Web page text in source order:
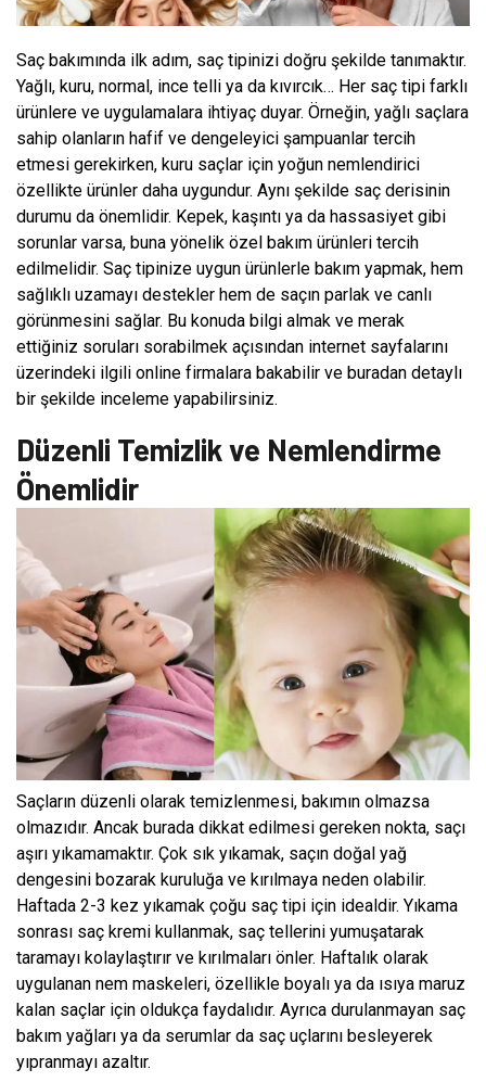
Saç bakımında ilk adım, saç tipinizi doğru şekilde tanımaktır.
Yağlı, kuru, normal, ince telli ya da kıvırcık… Her saç tipi farklı
ürünlere ve uygulamalara ihtiyaç duyar. Örneğin, yağlı saçlara
sahip olanların hafif ve dengeleyici şampuanlar tercih
etmesi gerekirken, kuru saçlar için yoğun nemlendirici
özellikte ürünler daha uygundur. Aynı şekilde saç derisinin
durumu da önemlidir. Kepek, kaşıntı ya da hassasiyet gibi
sorunlar varsa, buna yönelik özel bakım ürünleri tercih
edilmelidir. Saç tipinize uygun ürünlerle bakım yapmak, hem
sağlıklı uzamayı destekler hem de saçın parlak ve canlı
görünmesini sağlar. Bu konuda bilgi almak ve merak
ettiğiniz soruları sorabilmek açısından internet sayfalarını
üzerindeki ilgili online firmalara bakabilir ve buradan detaylı
bir şekilde inceleme yapabilirsiniz.
Düzenli Temizlik ve Nemlendirme
Önemlidir
Saçların düzenli olarak temizlenmesi, bakımın olmazsa
olmazıdır. Ancak burada dikkat edilmesi gereken nokta, saçı
aşırı yıkamamaktır. Çok sık yıkamak, saçın doğal yağ
dengesini bozarak kuruluğa ve kırılmaya neden olabilir.
Haftada 2-3 kez yıkamak çoğu saç tipi için idealdir. Yıkama
sonrası saç kremi kullanmak, saç tellerini yumuşatarak
taramayı kolaylaştırır ve kırılmaları önler. Haftalık olarak
uygulanan nem maskeleri, özellikle boyalı ya da ısıya maruz
kalan saçlar için oldukça faydalıdır. Ayrıca durulanmayan saç
bakım yağları ya da serumlar da saç uçlarını besleyerek
yıpranmayı azaltır.